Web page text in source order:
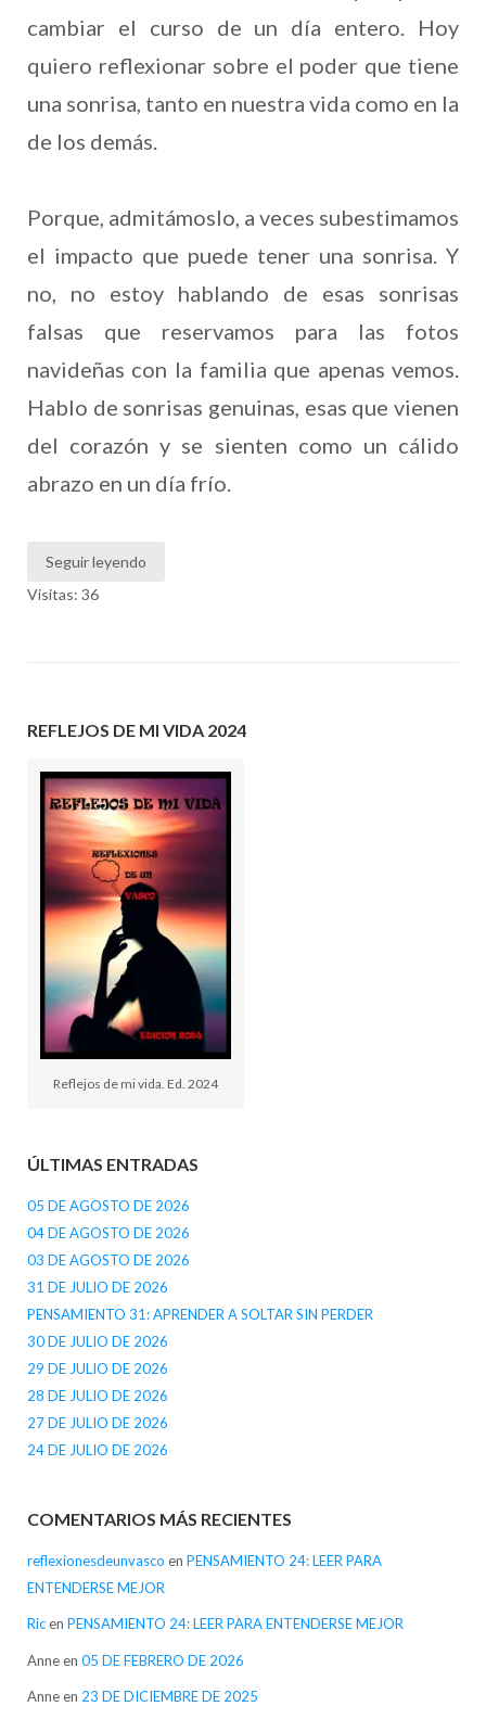
cambiar el curso de un día entero. Hoy
quiero reflexionar sobre el poder que tiene
una sonrisa, tanto en nuestra vida como en la
de los demás.
Porque, admitámoslo, a veces subestimamos
el impacto que puede tener una sonrisa. Y
no, no estoy hablando de esas sonrisas
falsas que reservamos para las fotos
navideñas con la familia que apenas vemos.
Hablo de sonrisas genuinas, esas que vienen
del corazón y se sienten como un cálido
abrazo en un día frío.
Seguir leyendo
Visitas: 36
REFLEJOS DE MI VIDA 2024
Reflejos de mi vida. Ed. 2024
ÚLTIMAS ENTRADAS
05 DE AGOSTO DE 2026
04 DE AGOSTO DE 2026
03 DE AGOSTO DE 2026
31 DE JULIO DE 2026
PENSAMIENTO 31: APRENDER A SOLTAR SIN PERDER
30 DE JULIO DE 2026
29 DE JULIO DE 2026
28 DE JULIO DE 2026
27 DE JULIO DE 2026
24 DE JULIO DE 2026
COMENTARIOS MÁS RECIENTES
reflexionesdeunvasco en PENSAMIENTO 24: LEER PARA
ENTENDERSE MEJOR
Ricen PENSAMIENTO 24: LEER PARA ENTENDERSE MEJOR
Anneen 05 DE FEBRERO DE 2026
Anneen 23 DE DICIEMBRE DE 2025